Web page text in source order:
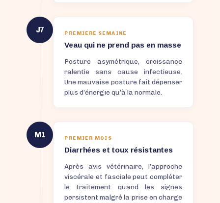
J7 PREMIÈRE SEMAINE
Veau qui ne prend pas en masse
Posture asymétrique, croissance
ralentie sans cause infectieuse.
Une mauvaise posture fait dépenser
plus d’énergie qu’à la normale.
M1 PREMIER MOIS
Diarrhées et toux résistantes
Après avis vétérinaire, l’approche
viscérale et fasciale peut compléter
le traitement quand les signes
persistent malgré la prise en charge